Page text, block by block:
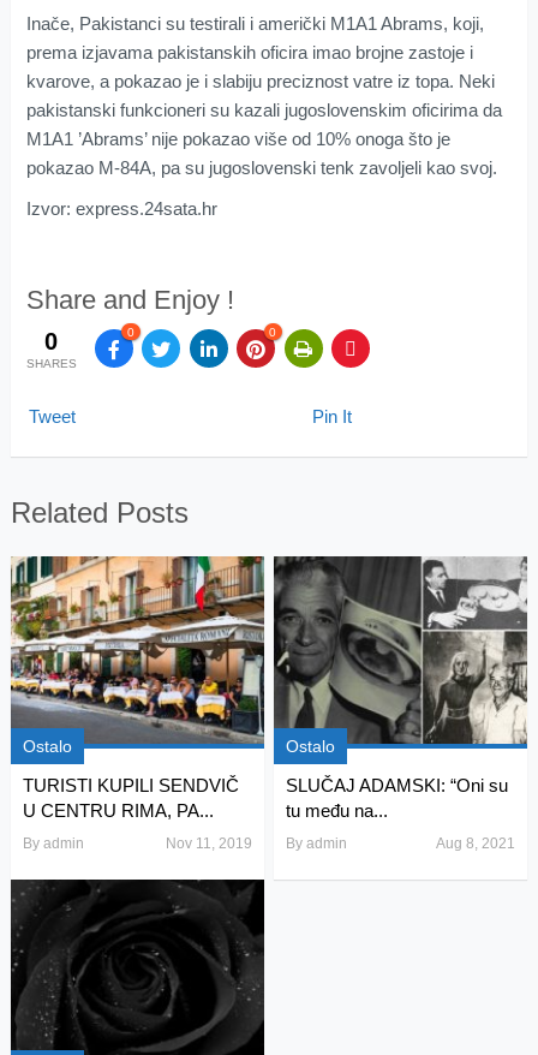
Inače, Pakistanci su testirali i američki M1A1 Abrams, koji,
prema izjavama pakistanskih oficira imao brojne zastoje i
kvarove, a pokazao je i slabiju preciznost vatre iz topa. Neki
pakistanski funkcioneri su kazali jugoslovenskim oficirima da
M1A1 ’Abrams’ nije pokazao više od 10% onoga što je
pokazao M-84A, pa su jugoslovenski tenk zavoljeli kao svoj.
Izvor: express.24sata.hr
Share and Enjoy !
0
SHARES
0 0
Tweet Pin It
Related Posts
Ostalo
TURISTI KUPILI SENDVIČ
U CENTRU RIMA, PA...
By admin Nov 11, 2019
Ostalo
SLUČAJ ADAMSKI: “Oni su
tu među na...
Byadmin Aug 8, 2021